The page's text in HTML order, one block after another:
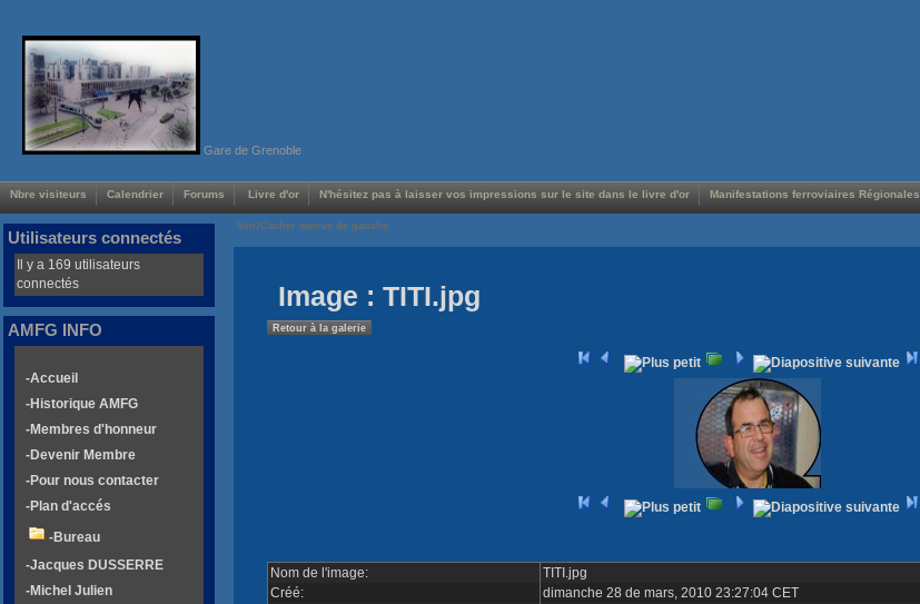
Gare de Grenoble
Nbre visiteurs Calendrier Forums Livre d'or N'hésitez pas à laisser vos impressions sur le site dans le livre d'or Manifestations ferroviaires Régionales
Voir/Cacher menus de gauche
Image : TITI.jpg
Retour à la galerie
Nom de l'image:
TITI.jpg
Créé:
dimanche 28 de mars, 2010 23:27:04 CET
Utilisateurs connectés
Il y a 169 utilisateurs
connectés
AMFG INFO
-Accueil
-Historique AMFG
-Membres d'honneur
-Devenir Membre
-Pour nous contacter
-Plan d'accés
-Bureau
-Jacques DUSSERRE
-Michel Julien